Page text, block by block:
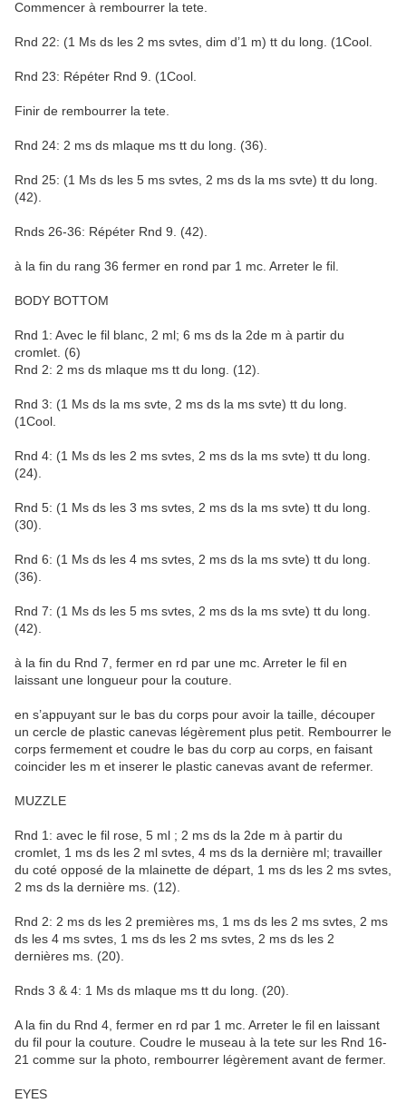
Commencer à rembourrer la tete.
Rnd 22: (1 Ms ds les 2 ms svtes, dim d’1 m) tt du long. (1Cool.
Rnd 23: Répéter Rnd 9. (1Cool.
Finir de rembourrer la tete.
Rnd 24: 2 ms ds mlaque ms tt du long. (36).
Rnd 25: (1 Ms ds les 5 ms svtes, 2 ms ds la ms svte) tt du long.
(42).
Rnds 26-36: Répéter Rnd 9. (42).
à la fin du rang 36 fermer en rond par 1 mc. Arreter le fil.
BODY BOTTOM
Rnd 1: Avec le fil blanc, 2 ml; 6 ms ds la 2de m à partir du
cromlet. (6)
Rnd 2: 2 ms ds mlaque ms tt du long. (12).
Rnd 3: (1 Ms ds la ms svte, 2 ms ds la ms svte) tt du long.
(1Cool.
Rnd 4: (1 Ms ds les 2 ms svtes, 2 ms ds la ms svte) tt du long.
(24).
Rnd 5: (1 Ms ds les 3 ms svtes, 2 ms ds la ms svte) tt du long.
(30).
Rnd 6: (1 Ms ds les 4 ms svtes, 2 ms ds la ms svte) tt du long.
(36).
Rnd 7: (1 Ms ds les 5 ms svtes, 2 ms ds la ms svte) tt du long.
(42).
à la fin du Rnd 7, fermer en rd par une mc. Arreter le fil en
laissant une longueur pour la couture.
en s’appuyant sur le bas du corps pour avoir la taille, découper
un cercle de plastic canevas légèrement plus petit. Rembourrer le
corps fermement et coudre le bas du corp au corps, en faisant
coincider les m et inserer le plastic canevas avant de refermer.
MUZZLE
Rnd 1: avec le fil rose, 5 ml ; 2 ms ds la 2de m à partir du
cromlet, 1 ms ds les 2 ml svtes, 4 ms ds la dernière ml; travailler
du coté opposé de la mlainette de départ, 1 ms ds les 2 ms svtes,
2 ms ds la dernière ms. (12).
Rnd 2: 2 ms ds les 2 premières ms, 1 ms ds les 2 ms svtes, 2 ms
ds les 4 ms svtes, 1 ms ds les 2 ms svtes, 2 ms ds les 2
dernières ms. (20).
Rnds 3 & 4: 1 Ms ds mlaque ms tt du long. (20).
A la fin du Rnd 4, fermer en rd par 1 mc. Arreter le fil en laissant
du fil pour la couture. Coudre le museau à la tete sur les Rnd 16-
21 comme sur la photo, rembourrer légèrement avant de fermer.
EYES